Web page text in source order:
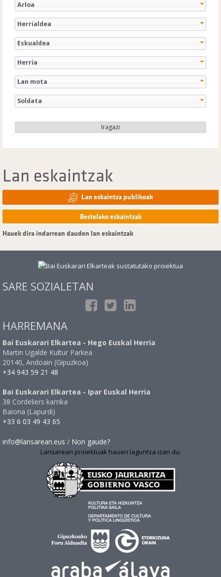
Arloa
Herrialdea
Eskualdea
Herria
Lan mota
Soldata
Iragazi
Lan eskaintzak
Lan eskaintza publikoak
Bestelako eskaintzak
Hauek dira indarrean dauden lan eskaintzak
SARE SOZIALETAN
HARREMANA
Bai Euskarari Elkartea - Hego Euskal Herria
Martin Ugalde Kultur Parkea
20140, Andoain (Gipuzkoa)
+34 943 59 21 48
Bai Euskarari Elkartea - Ipar Euskal Herria
38 Cordeliers karrika
Baiona (Lapurdi)
+33 6 03 49 43 65
info@lansarean.eus / Non gaude?
Lansarean proiektuak hauen laguntza izan du: